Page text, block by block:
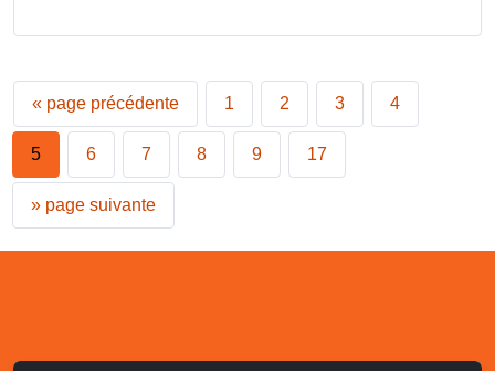
« page précédente 1 2 3 4
5 6 7 8 9 17
» page suivante